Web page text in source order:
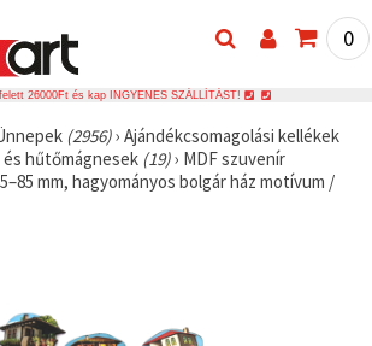
0
26000Ft és kap INGYENES SZÁLLÍTÁST!
(2956)› Ajándékcsomagolási kellékek
hűtőmágnesek (19)› MDF szuvenír
mm, hagyományos bolgár ház motívum /